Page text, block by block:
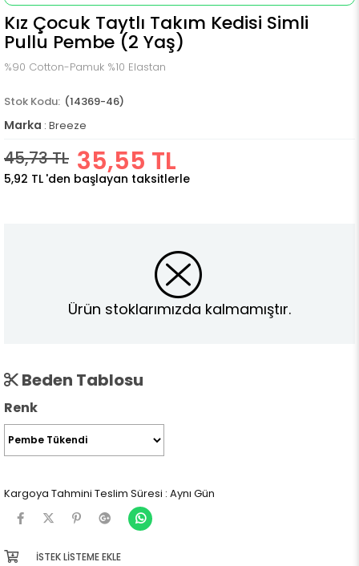
Kız Çocuk Taytlı Takım Kedisi Simli
Pullu Pembe (2 Yaş)
%90 Cotton-Pamuk %10 Elastan
(14369-46)
Marka : Breeze
45,73 TL 35,55 TL
5,92 TL 'den başlayan taksitlerle
Ürün stoklarımızda kalmamıştır.
Beden Tablosu
Renk
Kargoya Tahmini Teslim Süresi : Aynı Gün
İSTEK LISTEME EKLE